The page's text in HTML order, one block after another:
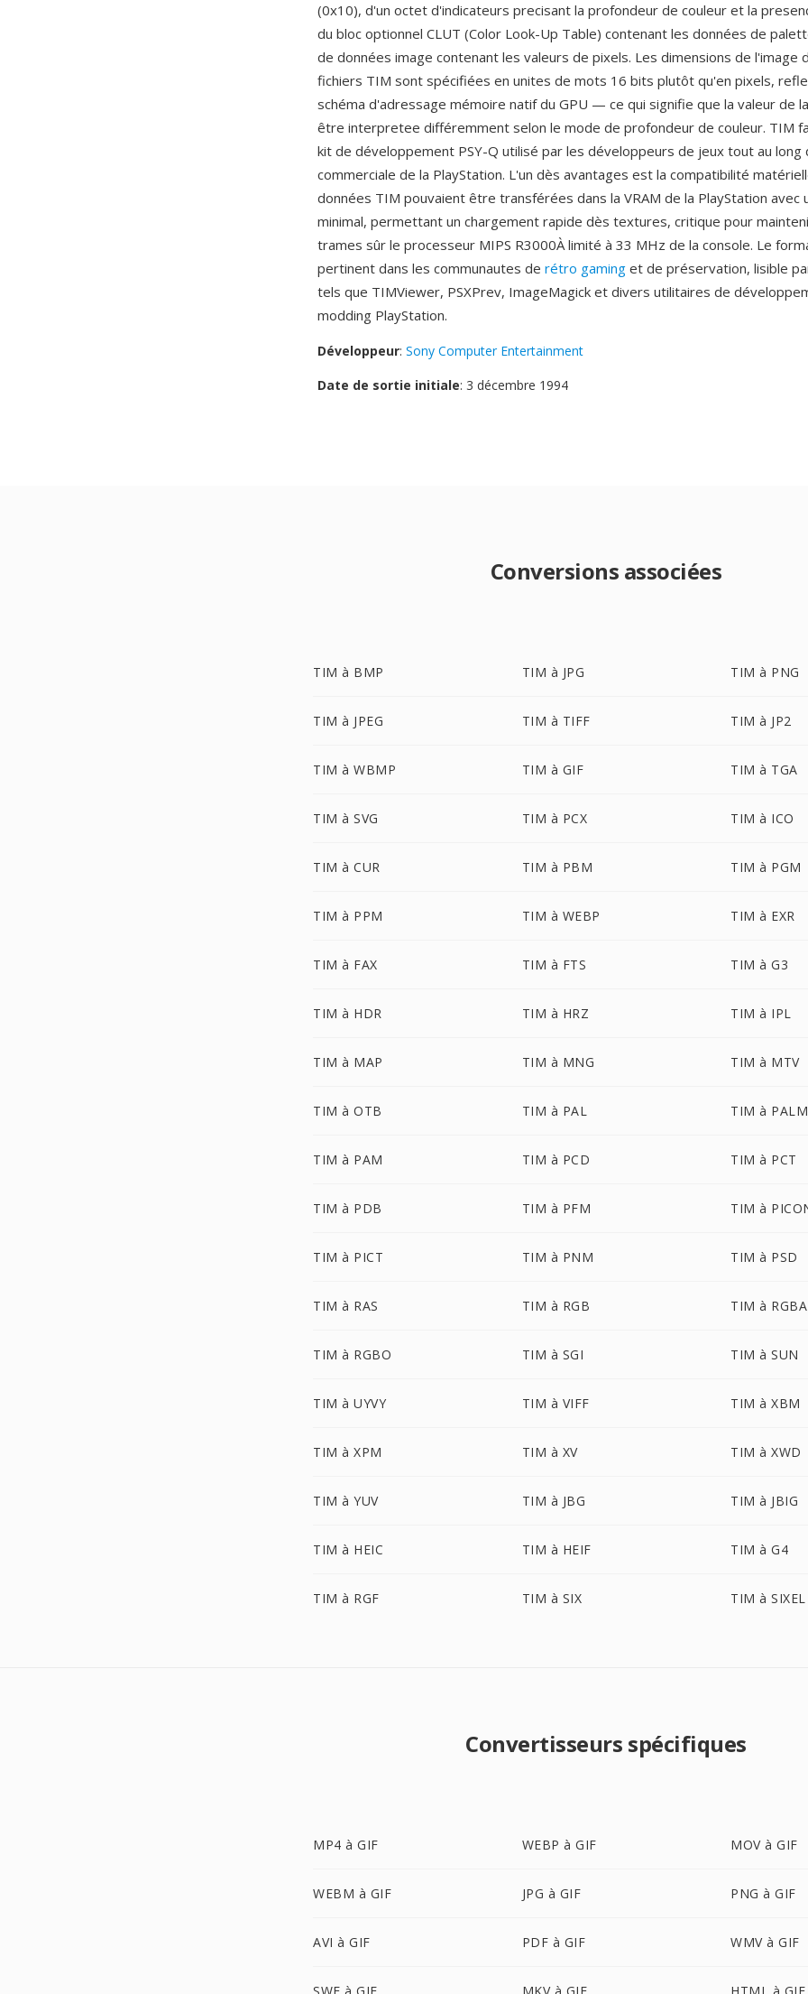
(0x10), d'un octet d'indicateurs precisant la profondeur de couleur et la
du bloc optionnel CLUT (Color Look-Up Table) contenant les données de
de données image contenant les valeurs de pixels. Les dimensions de l'image
fichiers TIM sont spécifiées en unites de mots 16 bits plutôt qu'en pixels,
schéma d'adressage mémoire natif du GPU — ce qui signifie que la valeur de
être interpretee différemment selon le mode de profondeur de couleur. TIM
kit de développement PSY-Q utilisé par les développeurs de jeux tout au long
commerciale de la PlayStation. L'un dès avantages est la compatibilité
données TIM pouvaient être transférées dans la VRAM de la PlayStation avec
minimal, permettant un chargement rapide dès textures, critique pour
trames sûr le processeur MIPS R3000À limité à 33 MHz de la console. Le
pertinent dans les communautes de rétro gaming et de préservation, lisible
tels que TIMViewer, PSXPrev, ImageMagick et divers utilitaires de
modding PlayStation.
Développeur: Sony Computer Entertainment
Date de sortie initiale: 3 décembre 1994
Conversions associées
TIM à BMP TIM à JPG TIM à PNG
TIM à JPEG TIM à TIFF TIM à JP2
TIM à WBMP TIM à GIF TIM à TGA
TIM à SVG TIM à PCX TIM à ICO
TIM à CUR TIM à PBM TIM à PGM
TIM à PPM TIM à WEBP TIM à EXR
TIM à FAX TIM à FTS TIM à G3
TIM à HDR TIM à HRZ TIM à IPL
TIM à MAP TIM à MNG TIM à MTV
TIM à OTB TIM à PAL TIM à PALM
TIM à PAM TIM à PCD TIM à PCT
TIM à PDB TIM à PFM TIM à
TIM à PICT TIM à PNM TIM à PSD
TIM à RAS TIM à RGB TIM à RGBA
TIM à RGBO TIM à SGI TIM à SUN
TIM à UYVY TIM à VIFF TIM à XBM
TIM à XPM TIM à XV TIM à XWD
TIM à YUV TIM à JBG TIM à JBIG
TIM à HEIC TIM à HEIF TIM à G4
TIM à RGF TIM à SIX TIM à SIXEL
Convertisseurs spécifiques
MP4 à GIF WEBP à GIF MOV à GIF
WEBM à GIF JPG à GIF PNG à GIF
AVI à GIF PDF à GIF WMV à GIF